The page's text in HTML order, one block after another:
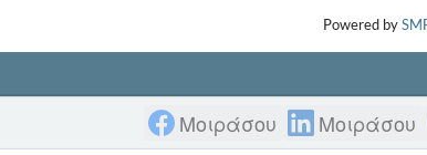
Powered by
Μοιράσου Μοιράσου